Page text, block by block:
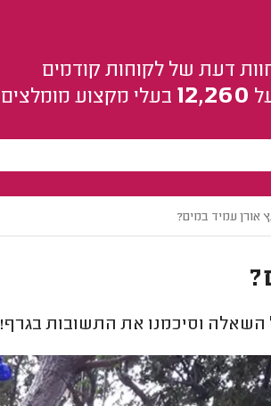
דעת של לקוחות קודמים
12,260 בעלי מקצוע מומלצים
אורן עמיד במים?
השאלה וסיכמנו את התשובות בגרף!